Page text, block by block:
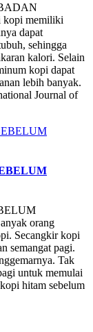
memiliki
dapat
sehingga
kalori. Selain
kopi dapat
lebih banyak.
Journal of
orang
Secangkir kopi
semangat pagi.
Tak
untuk memulai
hitam sebelum